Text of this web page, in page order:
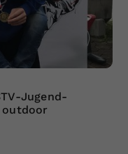
Jugend-
outdoor